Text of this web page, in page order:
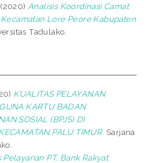
(2020) Analisis Koordinasi Camat
Lore Peore Kabupaten
Tadulako.
KUALITAS PELAYANAN
KARTU BADAN
SOSIAL (BPJS) DI
PALU TIMUR. Sarjana
Pelayanan PT. Bank Rakyat